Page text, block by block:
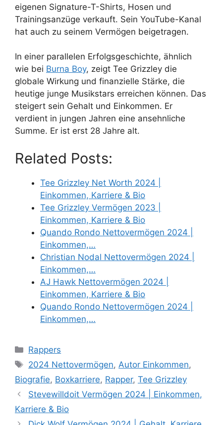
eigenen Signature-T-Shirts, Hosen und
Trainingsanzüge verkauft. Sein YouTube-Kanal
hat auch zu seinem Vermögen beigetragen.
In einer parallelen Erfolgsgeschichte, ähnlich
wie bei Burna Boy, zeigt Tee Grizzley die
globale Wirkung und finanzielle Stärke, die
heutige junge Musikstars erreichen können. Das
steigert sein Gehalt und Einkommen. Er
verdient in jungen Jahren eine ansehnliche
Summe. Er ist erst 28 Jahre alt.
Related Posts:
Tee Grizzley Net Worth 2024 |
Einkommen, Karriere & Bio
Tee Grizzley Vermögen 2023 |
Einkommen, Karriere & Bio
Quando Rondo Nettovermögen 2024 |
Einkommen,…
Christian Nodal Nettovermögen 2024 |
Einkommen,…
AJ Hawk Nettovermögen 2024 |
Einkommen, Karriere & Bio
Quando Rondo Nettovermögen 2024 |
Einkommen,…
Categories
Rappers
Tags
2024 Nettovermögen, Autor Einkommen,
Biografie, Boxkarriere, Rapper, Tee Grizzley
Stevewilldoit Vermögen 2024 | Einkommen,
Karriere & Bio